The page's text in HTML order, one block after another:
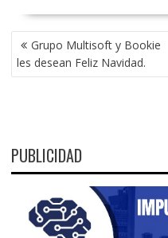
NAVEGACIÓN
DE
ENTRADAS
Grupo Multisoft y Bookie
les desean Feliz Navidad.
PUBLICIDAD